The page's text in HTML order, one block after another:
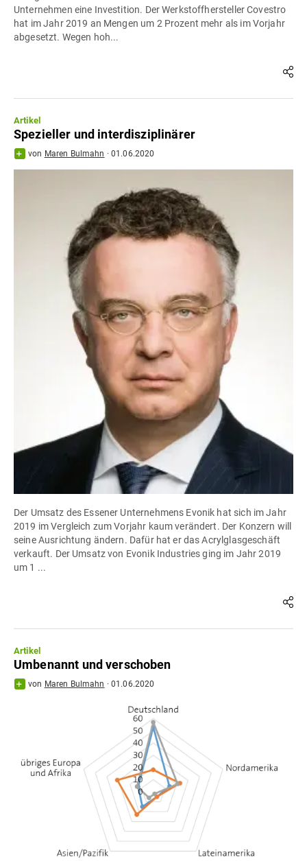
Unternehmen eine Investition. Der Werkstoffhersteller Covestro
hat im Jahr 2019 an Mengen um 2 Prozent mehr als im Vorjahr
abgesetzt. Wegen hoh...
Artikel
Spezieller und interdisziplinärer
von Maren Bulmahn ·01.06.2020
Der Umsatz des Essener Unternehmens Evonik hat sich im Jahr
2019 im Vergleich zum Vorjahr kaum verändert. Der Konzern will
seine Ausrichtung ändern. Dafür hat er das Acrylglasgeschäft
verkauft. Der Umsatz von Evonik Industries ging im Jahr 2019
um 1 ...
Artikel
Umbenannt und verschoben
von Maren Bulmahn ·01.06.2020